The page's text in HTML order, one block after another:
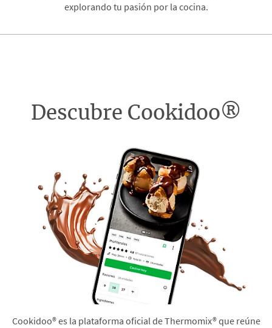
explorando tu pasión por la cocina.
Descubre Cookidoo®
Cookidoo® es la plataforma oficial de Thermomix® que reúne